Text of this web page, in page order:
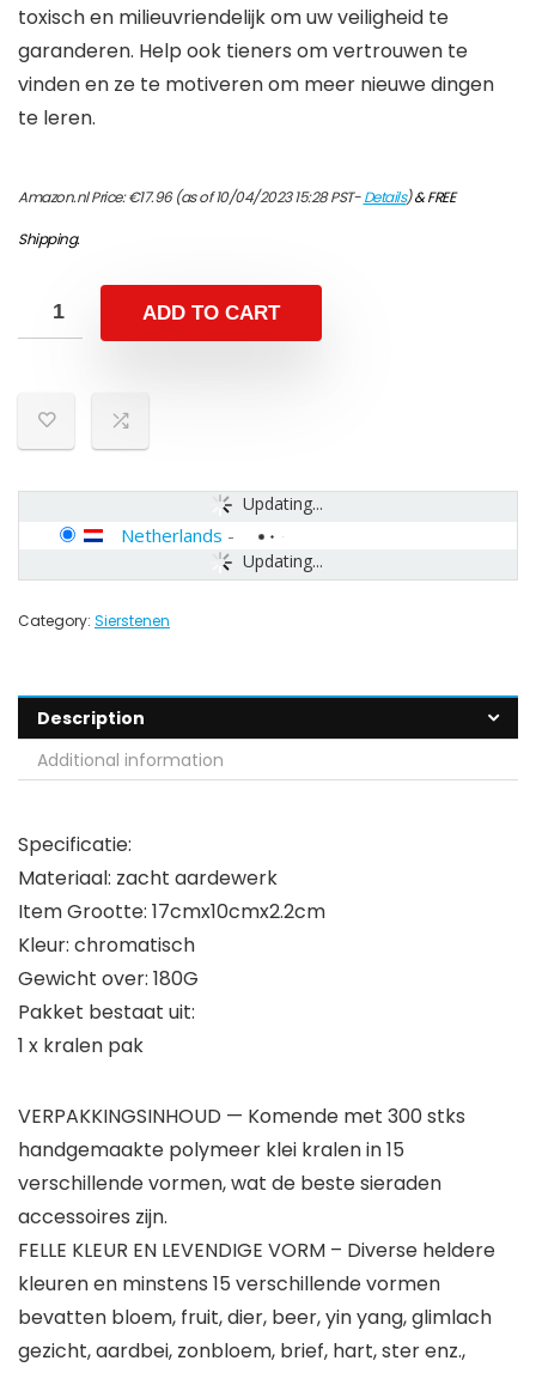
toxisch en milieuvriendelijk om uw veiligheid te
garanderen. Help ook tieners om vertrouwen te
vinden en ze te motiveren om meer nieuwe dingen
te leren.
Amazon.nl Price:€17.96(as of 10/04/2023 15:28 PST-Details)&FREE
Shipping.
ADD TO CART
Updating...
Updating...
Netherlands -
Category: Sierstenen
Description
Additional information
Specificatie:
Materiaal: zacht aardewerk
Item Grootte: 17cmx10cmx2.2cm
Kleur: chromatisch
Gewicht over: 180G
Pakket bestaat uit:
1 x kralen pak
VERPAKKINGSINHOUD — Komende met 300 stks
handgemaakte polymeer klei kralen in 15
verschillende vormen, wat de beste sieraden
accessoires zijn.
FELLE KLEUR EN LEVENDIGE VORM – Diverse heldere
kleuren en minstens 15 verschillende vormen
bevatten bloem, fruit, dier, beer, yin yang, glimlach
gezicht, aardbei, zonbloem, brief, hart, ster enz.,